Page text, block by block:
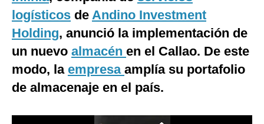
Estilos
Mundo
EEUU
México
logísticos de Andino Investment
Holding, anunció la implementación de
un nuevo almacén en el Callao. De este
modo, la empresa amplía su portafolio
de almacenaje en el país.